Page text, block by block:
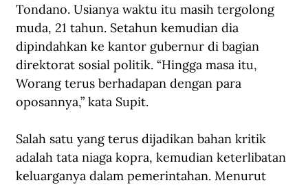
Tondano. Usianya waktu itu masih tergolong
muda, 21 tahun. Setahun kemudian dia
dipindahkan ke kantor gubernur di bagian
direktorat sosial politik. “Hingga masa itu,
Worang terus berhadapan dengan para
oposannya,” kata Supit.
Salah satu yang terus dijadikan bahan kritik
adalah tata niaga kopra, kemudian keterlibatan
keluarganya dalam pemerintahan. Menurut